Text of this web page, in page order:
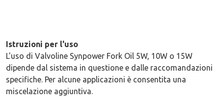
Istruzioni per l'uso
L'uso di Valvoline Synpower Fork Oil 5W, 10W o 15W
dipende dal sistema in questione e dalle raccomandazioni
specifiche. Per alcune applicazioni è consentita una
miscelazione aggiuntiva.